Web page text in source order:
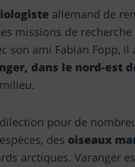
allemand de
missions de recherche
son ami Fabian Fopp, il
dans le nord-est
pour de
des oiseaux
arctiques. Varanger